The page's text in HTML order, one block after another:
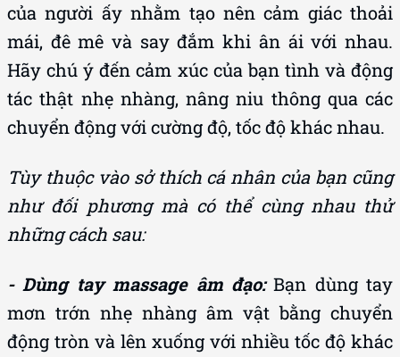
của người ấy nhằm tạo nên cảm giác thoải
mái, đê mê và say đắm khi ân ái với nhau.
Hãy chú ý đến cảm xúc của bạn tình và động
tác thật nhẹ nhàng, nâng niu thông qua các
chuyển động với cường độ, tốc độ khác nhau.
Tùy thuộc vào sở thích cá nhân của bạn cũng
như đối phương mà có thể cùng nhau thử
những cách sau:
- Dùng tay massage âm đạo:Bạn dùng tay
mơn trớn nhẹ nhàng âm vật bằng chuyển
động tròn và lên xuống với nhiều tốc độ khác